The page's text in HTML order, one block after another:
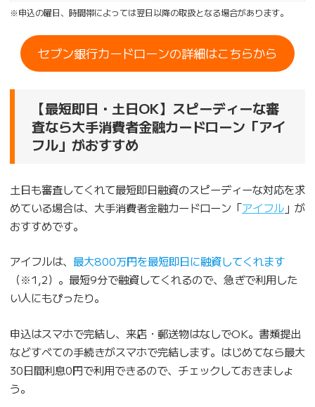
※申込の曜日、時間帯によっては翌日以降の取扱となる場合があります。
セブン銀行カードローンの詳細はこちらから
【最短即日・土日OK】スピーディーな審
査なら大手消費者金融カードローン「アイ
フル」がおすすめ
土日も審査してくれて最短即日融資のスピーディーな対応を求
めている場合は、大手消費者金融カードローン「アイフル」が
おすすめです。
アイフルは、 最大800万円を最短即日に融資してくれます
（※1,2）。最短9分で融資してくれるので、急ぎで利用した
い人にもぴったり。
申込はスマホで完結し、来店・郵送物はなしでOK。書類提出
などすべての手続きがスマホで完結します。はじめてなら最大
30日間利息0円で利用できるので、チェックしておきましょ
う。